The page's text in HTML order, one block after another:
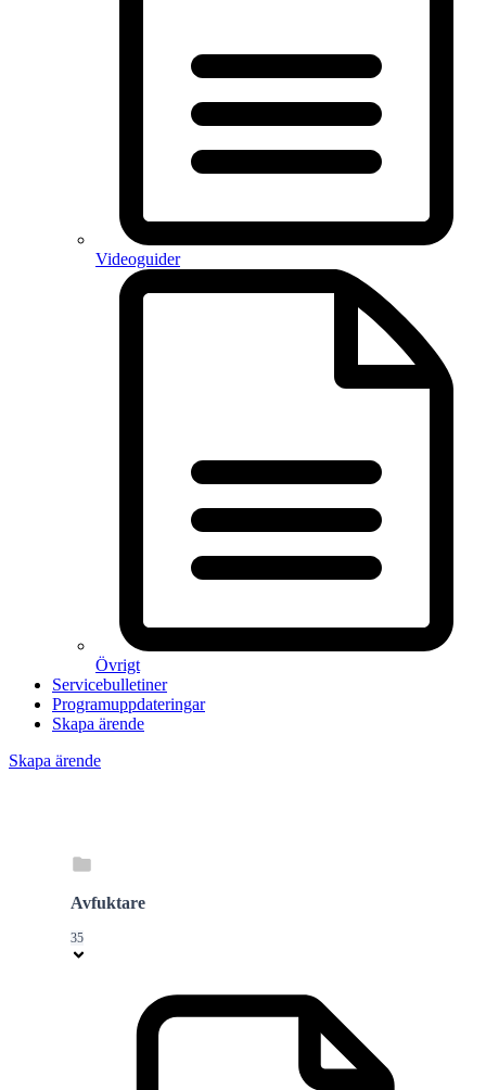
Videoguider
Övrigt
Servicebulletiner
Programuppdateringar
Skapa ärende
Skapa ärende
Avfuktare
35